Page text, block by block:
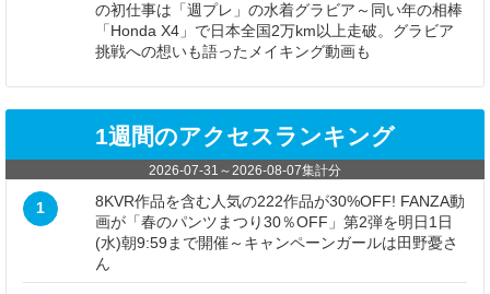
の初仕事は「週プレ」の水着グラビア～同い年の相棒
「Honda X4」で日本全国2万km以上走破。グラビア
挑戦への想いも語ったメイキング動画も
1週間のアクセスランキング
2026-07-31 ～2026-08-07集計分
1
8KVR作品を含む人気の222作品が30%OFF! FANZA動
画が「春のパンツまつり30％OFF」第2弾を明日1日
(水)朝9:59まで開催～キャンペーンガールは田野憂さ
ん